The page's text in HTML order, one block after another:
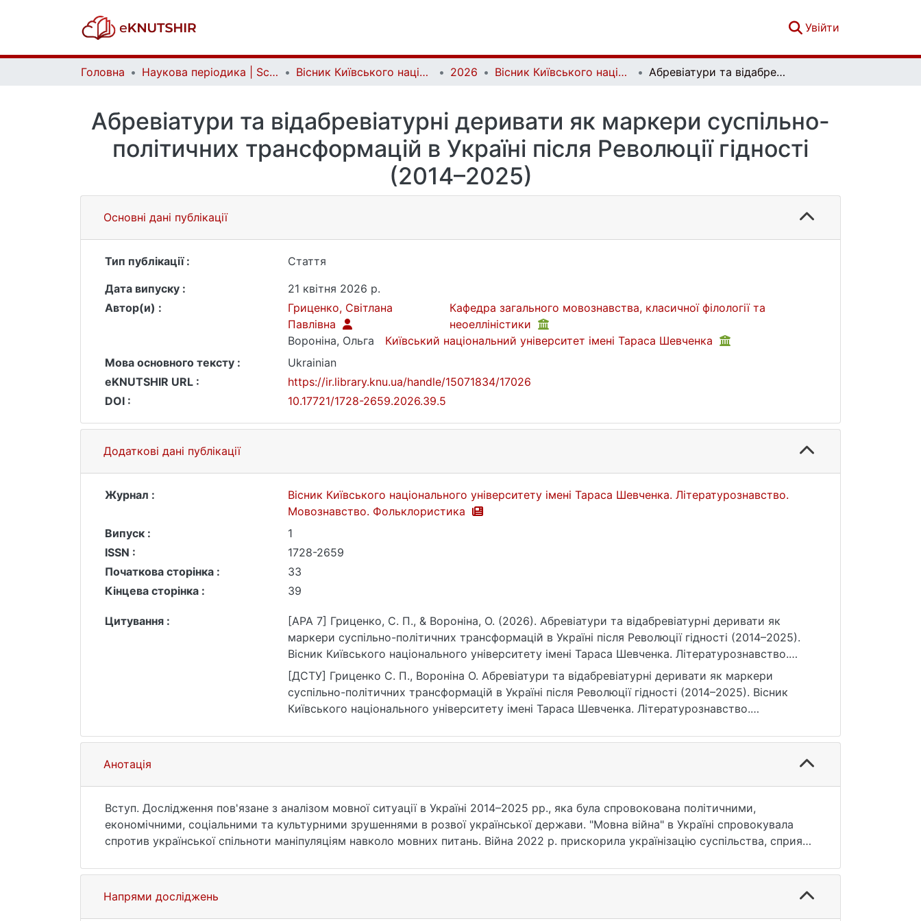
Увійти
Головна Наукова періодика | Scientific periodicals Вісник Київського національного університету імені Тараса Шевченка. Літературознавство. Мовознавство. Фольклористика | Bulletin of Taras Shevchenko National University of Kyiv. Literary Studies. Linguistics. Folklore Studies 2026 Вісник Київського національного університету імені Тараса Шевченка. Літературознавство. Мовознавство. Фольклористика. Вип. 1 (39) Абревіатури та відабревіатурні деривати як маркери суспільно-політичних трансформацій в Україні після Революції гідності (2014–2025)
Абревіатури та відабревіатурні деривати як маркери суспільно-
політичних трансформацій в Україні після Революції гідності
(2014–2025)
Основні дані публікації
Тип публікації :
Стаття
Дата випуску :
21 квітня 2026 р.
Автор(и) :
Гриценко, Світлана
Павлівна
Кафедра загального мовознавства, класичної філології та
неоелліністики
Вороніна, Ольга
Київський національний університет імені Тараса Шевченка
Мова основного тексту :
Ukrainian
eKNUTSHIR URL :
https://ir.library.knu.ua/handle/15071834/17026
DOI :
10.17721/1728-2659.2026.39.5
Додаткові дані публікації
Журнал :
Вісник Київського національного університету імені Тараса Шевченка. Літературознавство.
Мовознавство. Фольклористика
Випуск :
1
ISSN :
1728-2659
Початкова сторінка :
33
Кінцева сторінка :
39
Цитування :
[APA 7] Гриценко, С. П., & Вороніна, О. (2026). Абревіатури та відабревіатурні деривати як
маркери суспільно-політичних трансформацій в Україні після Революції гідності (2014–2025).
Вісник Київського національного університету імені Тараса Шевченка. Літературознавство.
Мовознавство. Фольклористика, (1), 33–39. https://doi.org/10.17721/1728-2659.2026.39.5
[ДСТУ] Гриценко С. П., Вороніна О. Абревіатури та відабревіатурні деривати як маркери
суспільно-політичних трансформацій в Україні після Революції гідності (2014–2025). Вісник
Київського національного університету імені Тараса Шевченка. Літературознавство.
звернення: 25.07.2026).
Анотація
Вступ. Дослідження пов'язане з аналізом мовної ситуації в Україні 2014–2025 рр., яка була спровокована політичними,
економічними, соціальними та культурними зрушеннями в розвої української держави. "Мовна війна" в Україні спровокувала
спротив української спільноти маніпуляціям навколо мовних питань. Війна 2022 р. прискорила українізацію суспільства, сприяла
Методи. Застосовані загальнонаукові (індукція, дедукція, аналіз, синтез) та лінгвістичні (репрезентативного добору, описовий)
методи.
Результати. Окреслено тематичні групи абревіатур та відабревіатурних дериватів, засвідчених у текстах різних стилів
Напрями досліджень